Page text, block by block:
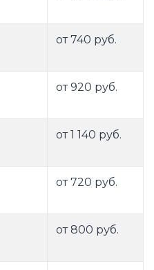
от 740 руб.
от 920 руб.
от 1 140 руб.
от 720 руб.
от 800 руб.